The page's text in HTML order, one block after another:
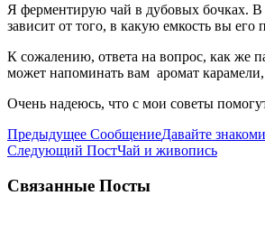
Я ферментирую чай в дубовых бочках.
зависит от того, в какую емкость вы его
К сожалению, ответа на вопрос, как же
может напоминать вам аромат
Очень надеюсь, что с мои советы
Навигация
по
записям
Предыдущее СообщениеДавайте
Следующий ПостЧай и живопись
Связанные Посты